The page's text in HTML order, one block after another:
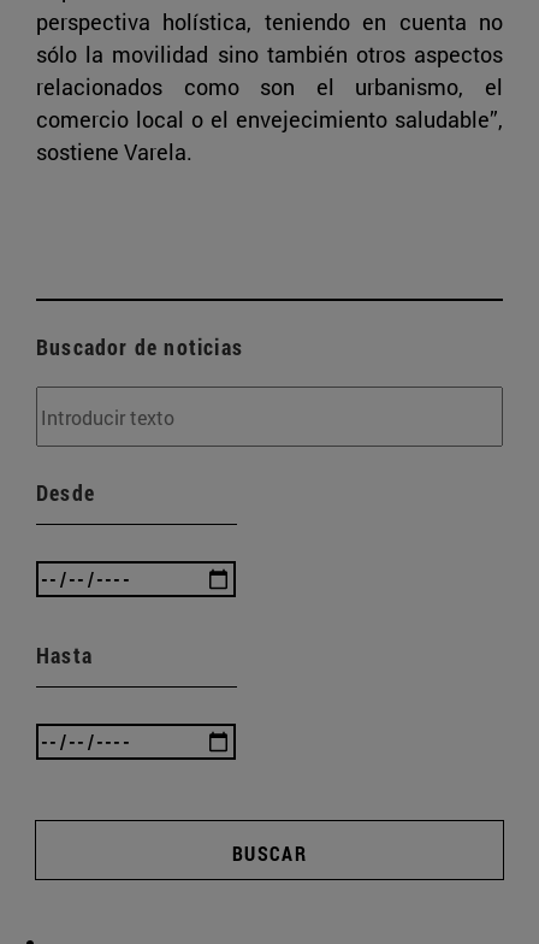
perspectiva holística, teniendo en cuenta no
sólo la movilidad sino también otros aspectos
relacionados como son el urbanismo, el
comercio local o el envejecimiento saludable”,
sostiene Varela.
Buscador de noticias
Desde
Hasta
BUSCAR